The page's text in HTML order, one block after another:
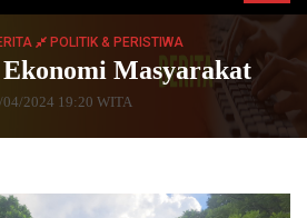
POLITIK & PERISTIWA
Masyarakat
04/2024 19:20 WITA